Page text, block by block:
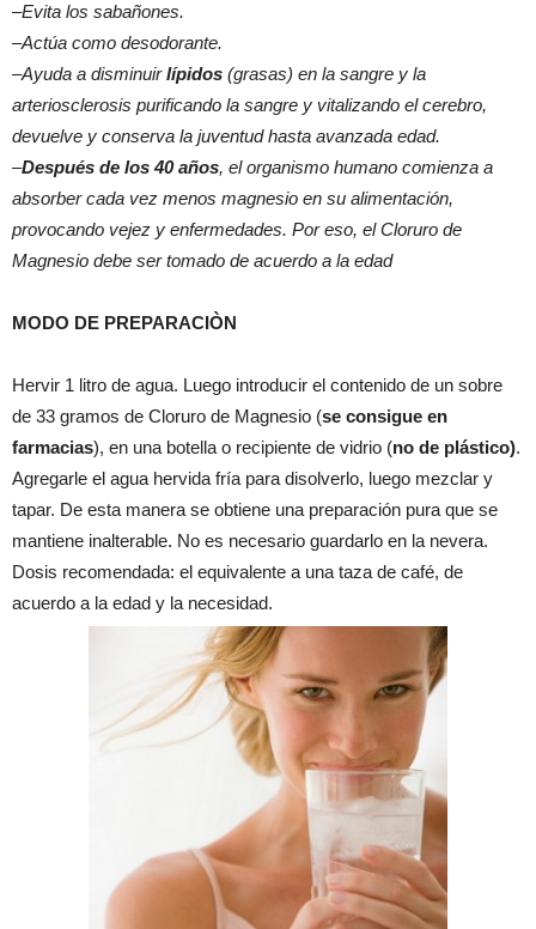
–Evita los sabañones.
–Actúa como desodorante.
–Ayuda a disminuirlípidos (grasas) en la sangre y la
arteriosclerosis purificando la sangre y vitalizando el cerebro,
devuelve y conserva la juventud hasta avanzada edad.
–Después de los 40 años, el organismo humano comienza a
absorber cada vez menos magnesio en su alimentación,
provocando vejez y enfermedades. Por eso, el Cloruro de
Magnesio debe ser tomado de acuerdo a la edad
MODO DE PREPARACIÒN
Hervir 1 litro de agua. Luego introducir el contenido de un sobre
de 33 gramos de Cloruro de Magnesio (se consigue en
farmacias), en una botella o recipiente de vidrio (no de plástico).
Agregarle el agua hervida fría para disolverlo, luego mezclar y
tapar. De esta manera se obtiene una preparación pura que se
mantiene inalterable. No es necesario guardarlo en la nevera.
Dosis recomendada: el equivalente a una taza de café, de
acuerdo a la edad y la necesidad.